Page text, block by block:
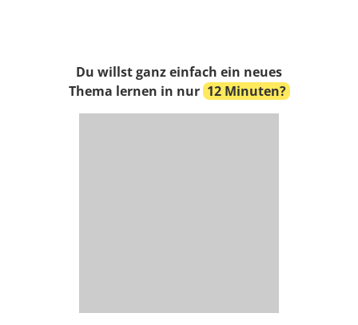
Du willst ganz einfach ein neues
Thema lernen in nur 12 Minuten?